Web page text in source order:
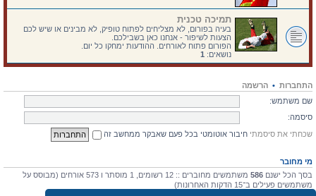
תמיכה טכנית
בעיה בפורום, לא מצליחים לפתוח טופיק, לא מבינים או שיש לכם
הצעות לשיפור - אנחנו כאן בשבילכם.
הפורום פתוח לאורחים. ההודעות ימחקו כל יום.
נושאים: 1
התחברות • הרשמה
שם משתמש:
סיסמה:
שכחתי את סיסמתי חיבור אוטומטי בכל פעם שאבקר ממחשב זה
מי מחובר
בסך הכל ישנם 586
משתמשים מחוברים :: 12 רשומים, 1 מוסתר ו 573 אורחים (מבוסס על
משתמשים פעילים ב־15 הדקות האחרונות)